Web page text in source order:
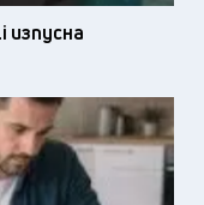
изпусна